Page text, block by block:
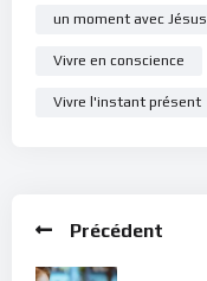
un moment avec Jésus
Vivre en conscience
Vivre l'instant présent
Précédent